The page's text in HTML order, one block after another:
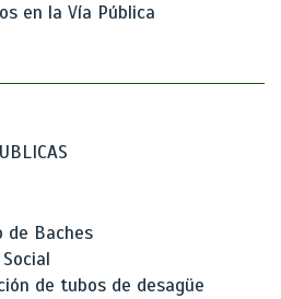
en la Vía Pública
de Baches
de tubos de desagüe